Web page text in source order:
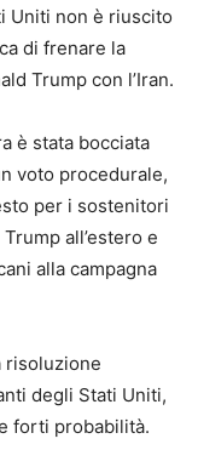
Uniti non è riuscito
di frenare la
Trump con l’Iran.
è stata bocciata
voto procedurale,
per i sostenitori
all’estero e
alla campagna
risoluzione
degli Stati Uniti,
forti probabilità.